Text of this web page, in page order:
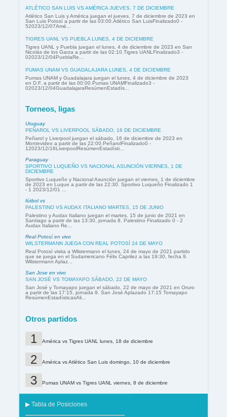
ATLÉTICO SAN LUIS VS AMÉRICA JUEVES, 7 DE DICIEMBRE
Atlético San Luis y América juegan el jueves, 7 de diciembre de 2023 en
San Luis Potosí a partir de las 03:00.Atlético San LuisFinalizado0 -
52023/12/07Amé...
TIGRES UANL VS PUEBLA LUNES, 4 DE DICIEMBRE
Tigres UANL y Puebla juegan el lunes, 4 de diciembre de 2023 en San
Nicolás de los Garza a partir de las 02:10.Tigres UANLFinalizado3 -
02023/12/04PueblaRe...
PUMAS UNAM VS GUADALAJARA LUNES, 4 DE DICIEMBRE
Pumas UNAM y Guadalajara juegan el lunes, 4 de diciembre de 2023
en D.F. a partir de las 00:00.Pumas UNAMFinalizado3 -
02023/12/04GuadalajaraResúmenEstadís...
Torneos, ligas
Uruguay
PEÑAROL VS LIVERPOOL SÁBADO, 16 DE DICIEMBRE
Peñarol y Liverpool juegan el sábado, 16 de diciembre de 2023 en
Montevideo a partir de las 22:00.PeñarolFinalizado0 -
12023/12/16LiverpoolResúmenEstadísti...
Paraguay
SPORTIVO LUQUEÑO VS NACIONAL ASUNCIÓN VIERNES, 1 DE
DICIEMBRE
Sportivo Luqueño y Nacional Asunción juegan el viernes, 1 de diciembre
de 2023 en Luque a partir de las 22:30. Sportivo Luqueño Finalizado 1
- 1 2023/12/01 ...
fútbol vs
PALESTINO VS AUDAX ITALIANO MARTES, 15 DE JUNIO
Palestino y Audax Italiano juegan el martes, 15 de junio de 2021 en
Santiago a partir de las 13:30, jornada 8. Palestino Finalizado 0 - 2
Audax Italiano Re...
Real Potosí en vivo
WILSTERMANN JUEGA CON REAL POTOSÍ 24 DE MAYO
Real Potosí visita a Wilstermann el lunes, 24 de mayo de 2021 partido
que se juega en el Sudamericano Félix Caprilez a las 19:30, fecha 9.
Wilstermann Aplaz...
San Jose en vivo
SAN JOSÉ VS TOMAYAPO SÁBADO, 22 DE MAYO
San José y Tomayapo juegan el sábado, 22 de mayo de 2021 en Oruro
a partir de las 17:15, jornada 9. San José Aplazado 17:15 Tomayapo
ResúmenEstadísticasAli...
Otros partidos
América vs Tigres UANL lunes, 18 de diciembre
América vs Atlético San Luis domingo, 10 de diciembre
Pumas UNAM vs Tigres UANL viernes, 8 de diciembre
▶ Tabla de Posiciones